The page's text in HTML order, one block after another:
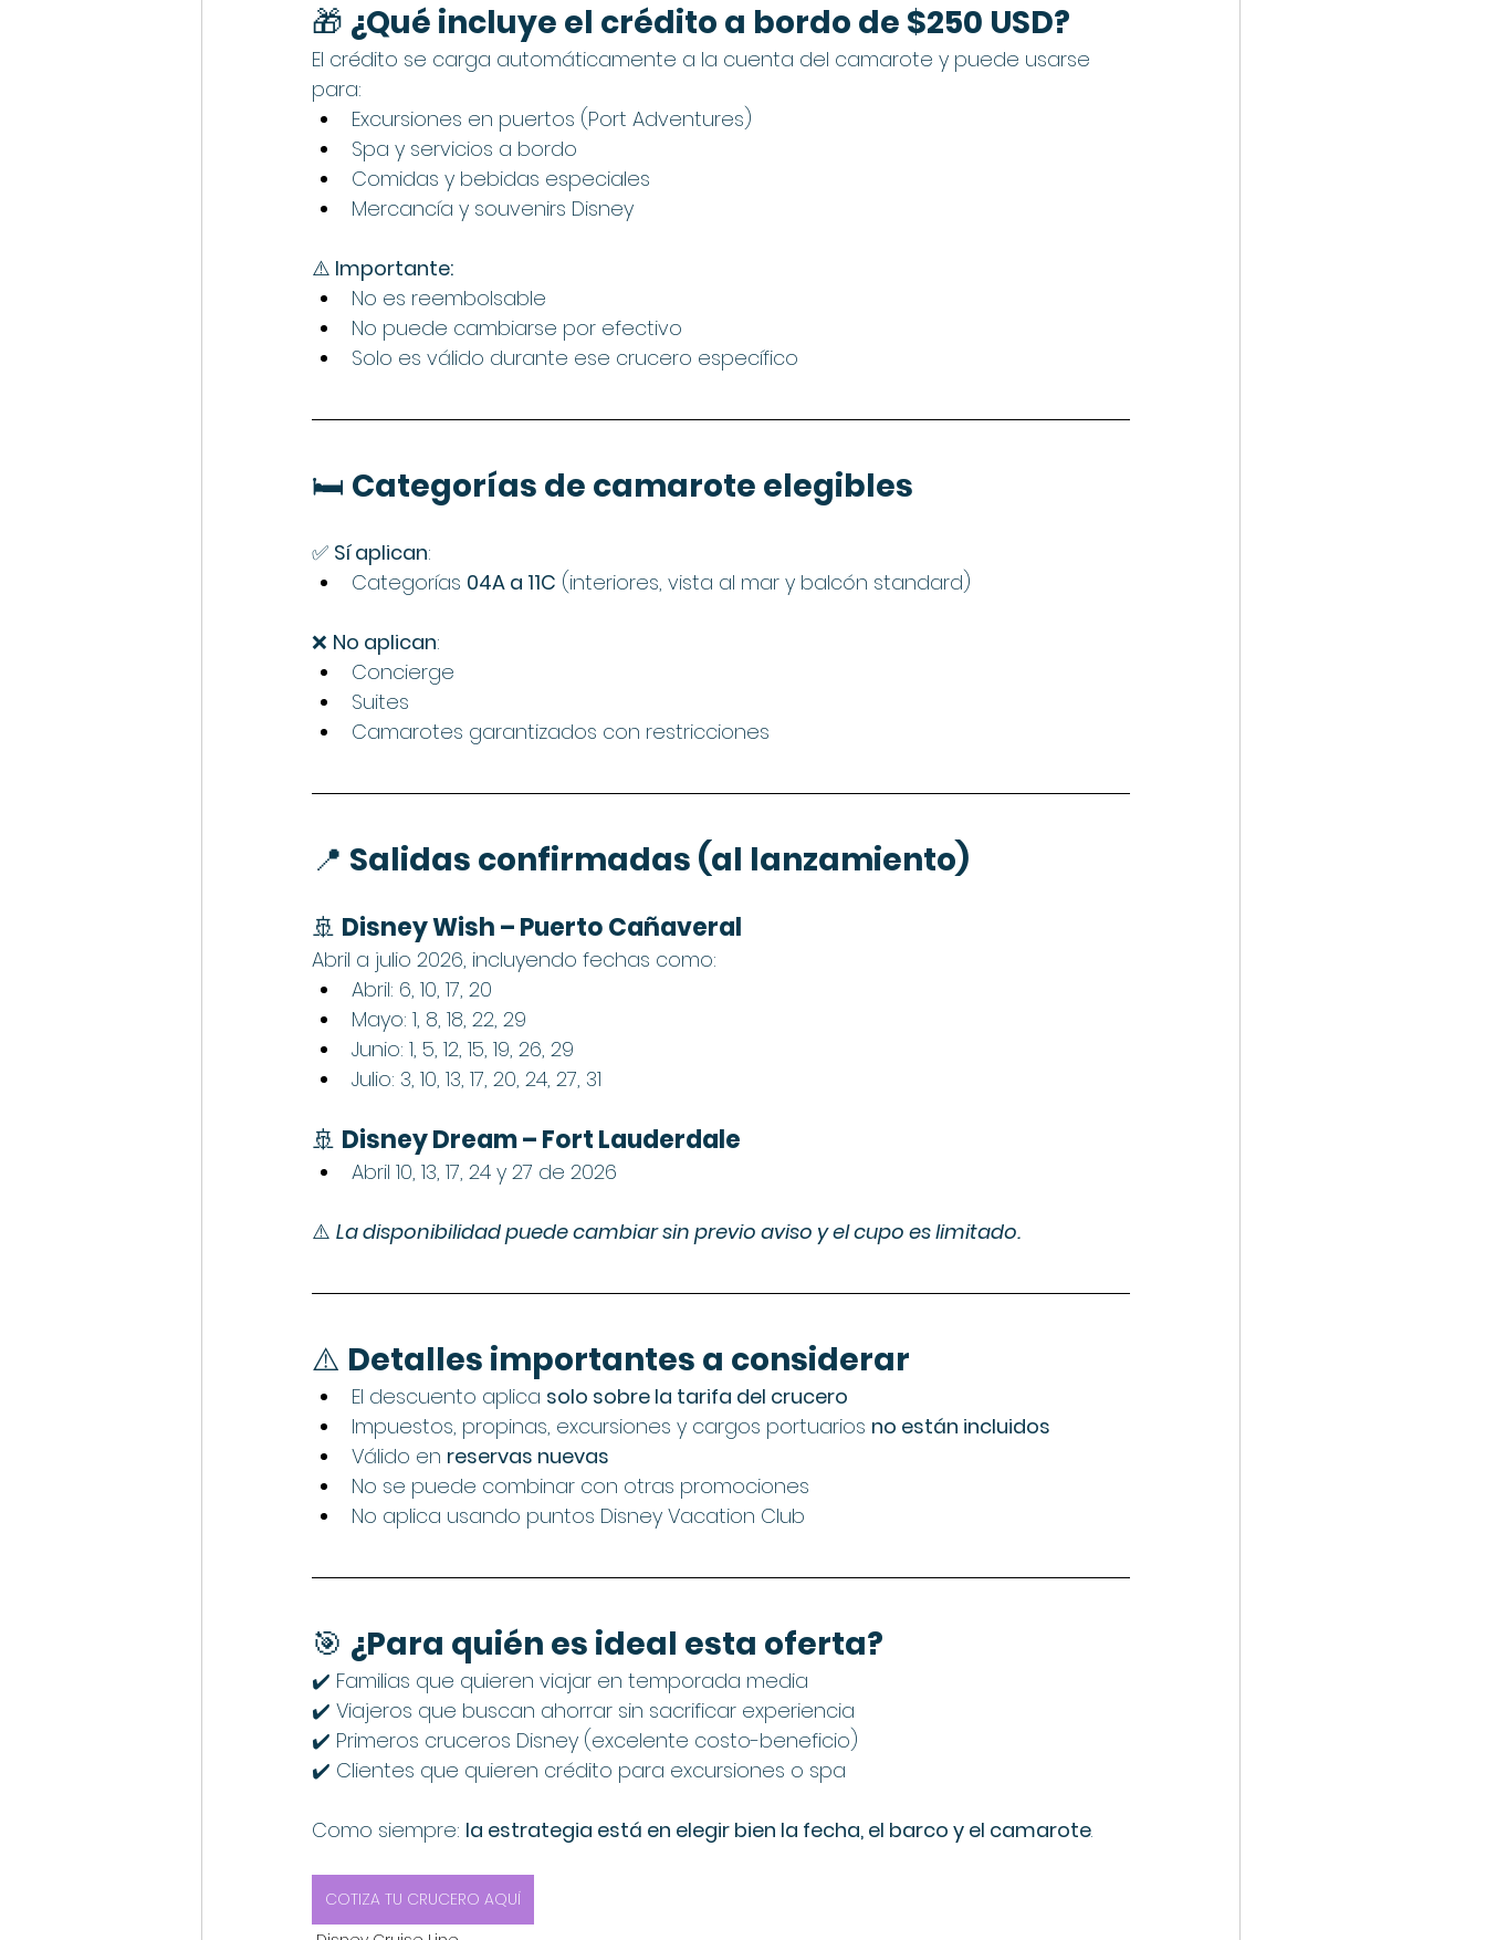
🎁 ¿Qué incluye el crédito a bordo de $250 USD?
El crédito se carga automáticamente a la cuenta del camarote y puede usarse
para:
Excursiones en puertos (Port Adventures)
Spa y servicios a bordo
Comidas y bebidas especiales
Mercancía y souvenirs Disney
⚠️ Importante:
No es reembolsable
No puede cambiarse por efectivo
Solo es válido durante ese crucero específico
🛏️ Categorías de camarote elegibles
✅ Sí aplican:
Categorías 04A a 11C (interiores, vista al mar y balcón standard)
❌ No aplican:
Concierge
Suites
Camarotes garantizados con restricciones
📍 Salidas confirmadas (al lanzamiento)
🚢 Disney Wish – Puerto Cañaveral
Abril a julio 2026, incluyendo fechas como:
Abril: 6, 10, 17, 20
Mayo: 1, 8, 18, 22, 29
Junio: 1, 5, 12, 15, 19, 26, 29
Julio: 3, 10, 13, 17, 20, 24, 27, 31
🚢 Disney Dream – Fort Lauderdale
Abril 10, 13, 17, 24 y 27 de 2026
⚠️ La disponibilidad puede cambiar sin previo aviso y el cupo es limitado.
⚠️ Detalles importantes a considerar
El descuento aplica solo sobre la tarifa del crucero
Impuestos, propinas, excursiones y cargos portuarios no están incluidos
Válido en reservas nuevas
No se puede combinar con otras promociones
No aplica usando puntos Disney Vacation Club
🎯 ¿Para quién es ideal esta oferta?
✔️ Familias que quieren viajar en temporada media
✔️ Viajeros que buscan ahorrar sin sacrificar experiencia
✔️ Primeros cruceros Disney (excelente costo-beneficio)
✔️ Clientes que quieren crédito para excursiones o spa
Como siempre: la estrategia está en elegir bien la fecha, el barco y el camarote.
COTIZA TU CRUCERO AQUÍ